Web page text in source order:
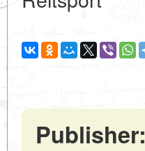
Publisher: